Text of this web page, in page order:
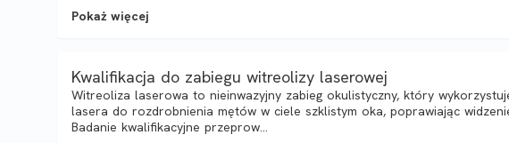
Pokaż więcej
Kwalifikacja do zabiegu witreolizy laserowej
Witreoliza laserowa to nieinwazyjny zabieg okulistyczny, który
lasera do rozdrobnienia mętów w ciele szklistym oka, poprawiając
Badanie kwalifikacyjne przeprow...